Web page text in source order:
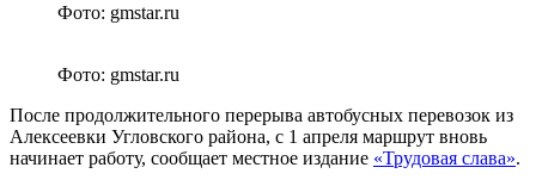
Фото: gmstar.ru
Фото: gmstar.ru
После продолжительного перерыва автобусных перевозок из
Алексеевки Угловского района, с 1 апреля маршрут вновь
начинает работу, сообщает местное издание «Трудовая слава».